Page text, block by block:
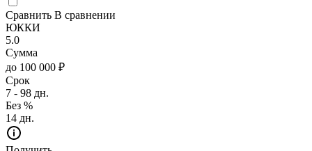
Сравнить В сравнении
ЮККИ
5.0
Сумма
до 100 000 ₽
Срок
7 - 98 дн.
Без %
14 дн.